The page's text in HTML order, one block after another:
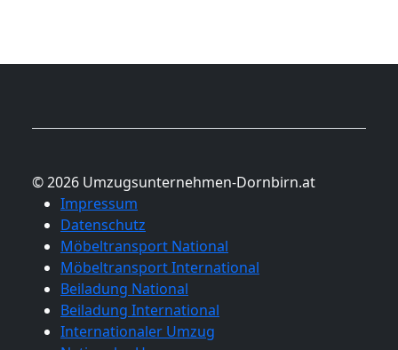
© 2026 Umzugsunternehmen-Dornbirn.at
Impressum
Datenschutz
Möbeltransport National
Möbeltransport International
Beiladung National
Beiladung International
Internationaler Umzug